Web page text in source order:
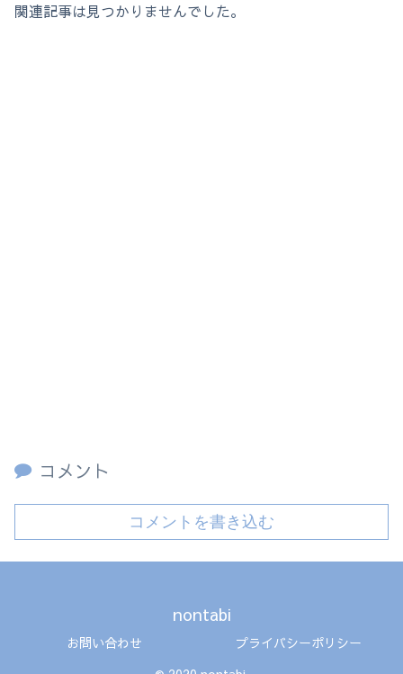
関連記事は見つかりませんでした。
コメント
コメントを書き込む
nontabi
お問い合わせ
プライバシーポリシー